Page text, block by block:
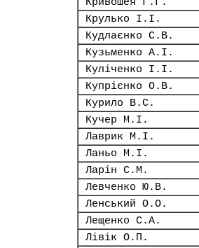
Крулько І.І.
Кудлаєнко С.В.
Кузьменко А.І.
Куліченко І.І.
Купрієнко О.В.
Курило В.С.
Кучер М.І.
Лаврик М.І.
Ланьо М.І.
Ларін С.М.
Левченко Ю.В.
Ленський О.О.
Лещенко С.А.
Лівік О.П.